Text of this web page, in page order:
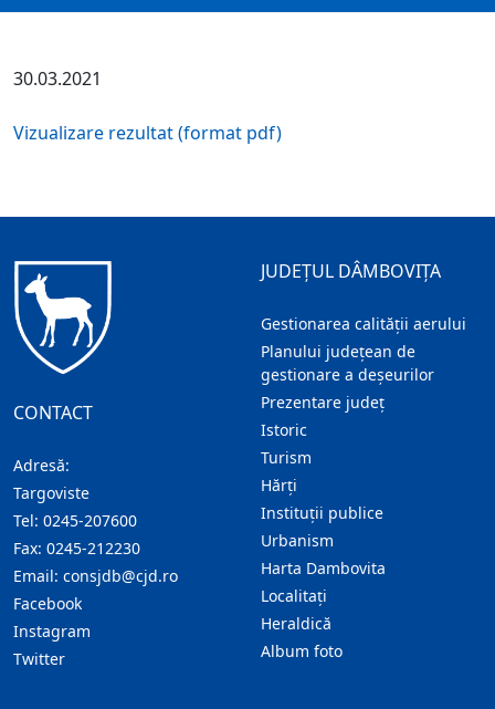
30.03.2021
Vizualizare rezultat (format pdf)
CONTACT
Adresă:
Targoviste
Tel: 0245-207600
Fax: 0245-212230
Email: consjdb@cjd.ro
Facebook
Instagram
Twitter
JUDEȚUL DÂMBOVIȚA
Gestionarea calității aerului
Planului județean de
gestionare a deșeurilor
Prezentare judeţ
Istoric
Turism
Hărţi
Instituţii publice
Urbanism
Harta Dambovita
Localitaţi
Heraldică
Album foto